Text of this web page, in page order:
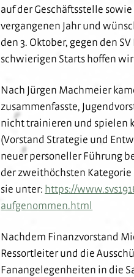
auf der Geschäftsstelle
vergangenen Jahr und
den 3. Oktober, gegen den
schwierigen Starts hoffen
Nach Jürgen Machmeier
zusammenfasste,
nicht trainieren und spielen
(Vorstand Strategie und
neuer personeller Führung
der zweithöchsten
sie unter: https://
aufgenommen.html
Nachdem Finanzvorstand
Ressortleiter und die
Fanangelegenheiten in die